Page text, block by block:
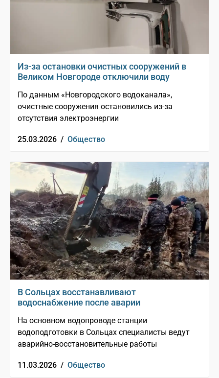
Из-за остановки очистных сооружений в
Великом Новгороде отключили воду
По данным «Новгородского водоканала»,
очистные сооружения остановились из-за
отсутствия электроэнергии
25.03.2026 / Общество
В Сольцах восстанавливают
водоснабжение после аварии
На основном водопроводе станции
водоподготовки в Сольцах специалисты ведут
аварийно-восстановительные работы
11.03.2026 / Общество